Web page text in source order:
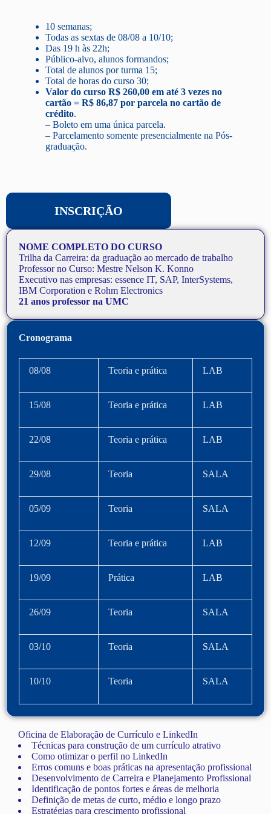
10 semanas;
Todas as sextas de 08/08 a 10/10;
Das 19 h às 22h;
Público-alvo, alunos formandos;
Total de alunos por turma 15;
Total de horas do curso 30;
Valor do curso R$ 260,00 em até 3 vezes no
cartão = R$ 86,87 por parcela no cartão de
crédito.
– Boleto em uma única parcela.
– Parcelamento somente presencialmente na Pós-
graduação.
INSCRIÇÃO
NOME COMPLETO DO CURSO
Trilha da Carreira: da graduação ao mercado de trabalho
Professor no Curso: Mestre Nelson K. Konno
Executivo nas empresas: essence IT, SAP, InterSystems,
IBM Corporation e Rohm Electronics
21 anos professor na UMC
Cronograma
08/08 Teoria e prática LAB
15/08 Teoria e prática LAB
22/08 Teoria e prática LAB
29/08 Teoria SALA
05/09 Teoria SALA
12/09 Teoria e prática LAB
19/09 Prática LAB
26/09 Teoria SALA
03/10 Teoria SALA
10/10 Teoria SALA
Oficina de Elaboração de Currículo e LinkedIn
Técnicas para construção de um currículo atrativo
Como otimizar o perfil no LinkedIn
Erros comuns e boas práticas na apresentação profissional
Desenvolvimento de Carreira e Planejamento Profissional
Identificação de pontos fortes e áreas de melhoria
Definição de metas de curto, médio e longo prazo
Estratégias para crescimento profissional